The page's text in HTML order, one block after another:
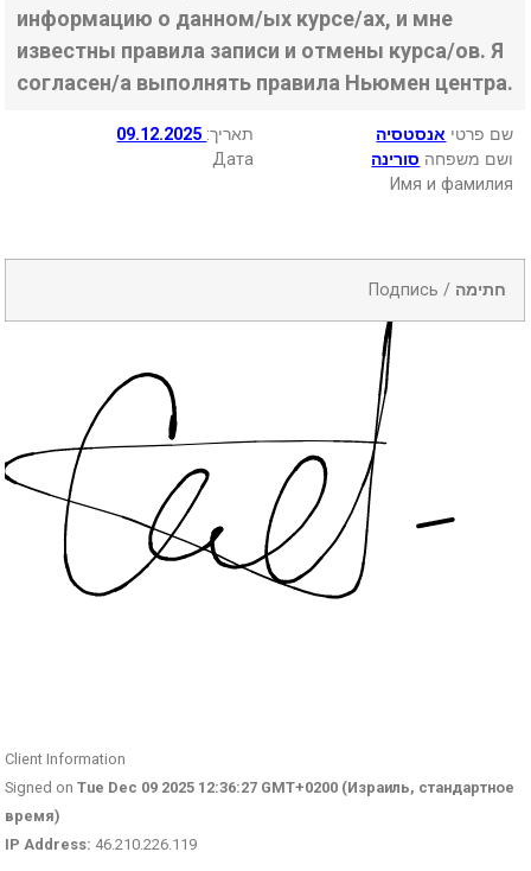
информацию о данном/ых курсе/ах, и мне
известны правила записи и отмены курса/ов. Я
согласен/а выполнять правила Ньюмен центра.
09.12.2025 :תאריך
Дата
שם פרטי אנסטסיה
ושם משפחה סורינה
Имя и фамилия
Подпись / חתימה
Client Information
Signed onTue Dec 09 2025 12:36:27 GMT+0200 (Израиль, стандартное
время)
IP Address: 46.210.226.119